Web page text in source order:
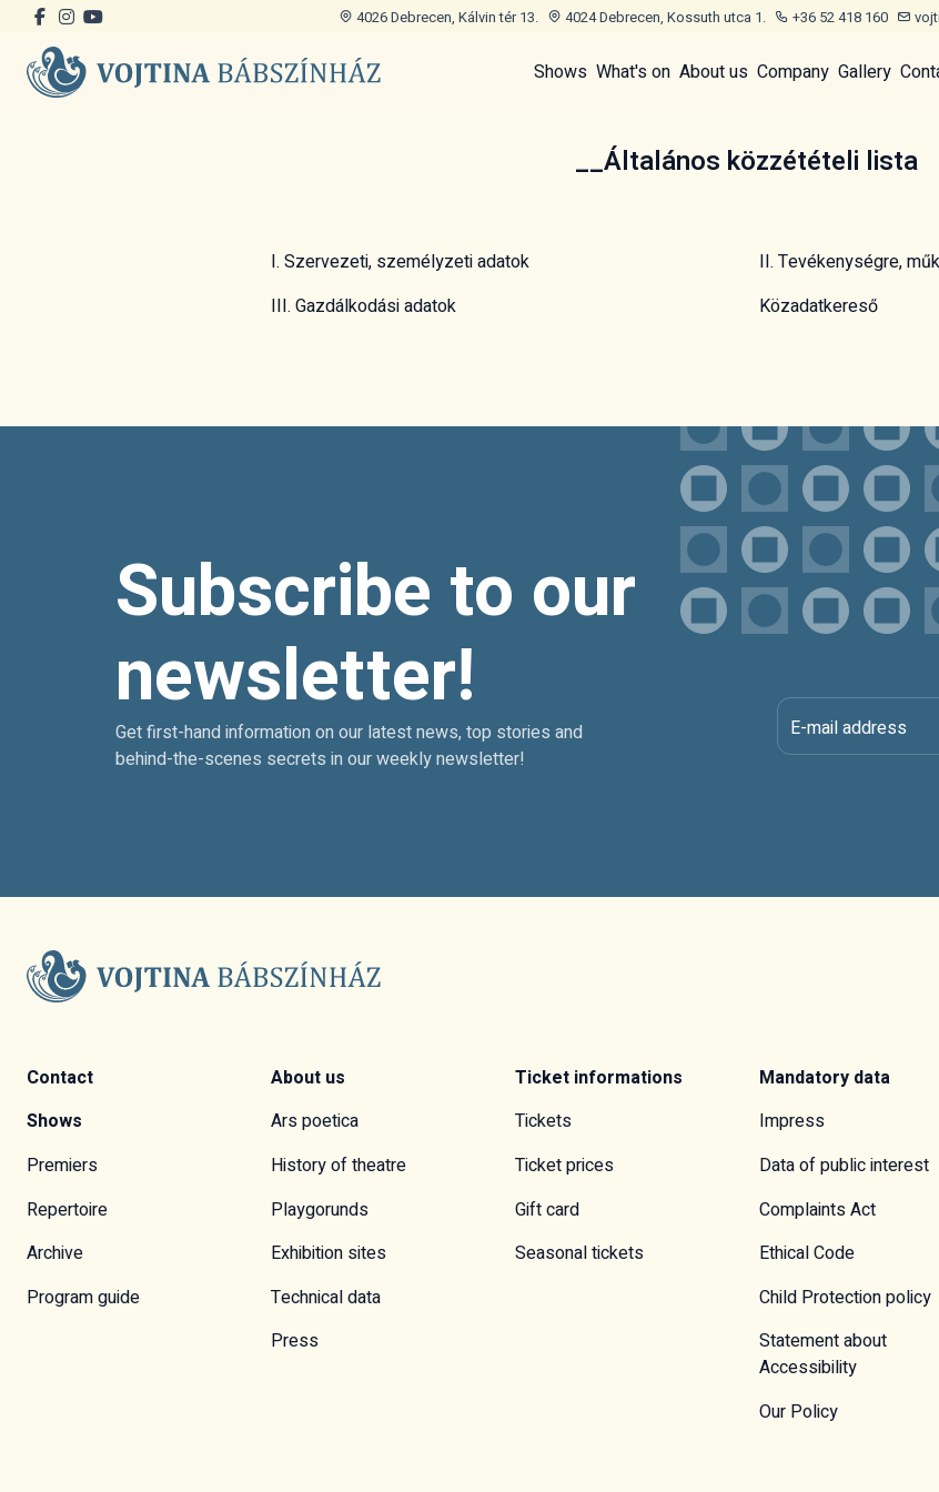
4026 Debrecen, Kálvin tér 13. 4024 Debrecen, Kossuth utca 1. +36 52 418 160
Shows What's on About us Company Gallery
__Általános közzétételi lista
I. Szervezeti, személyzeti adatok
II. Tevékenységre,
III. Gazdálkodási adatok
Közadatkereső
Subscribe to our
newsletter!
Get first-hand information on our latest news, top stories and
behind-the-scenes secrets in our weekly newsletter!
E-mail address
Contact
Shows
Premiers
Repertoire
Archive
Program guide
About us
Ars poetica
History of theatre
Playgorunds
Exhibition sites
Technical data
Press
Ticket informations
Tickets
Ticket prices
Gift card
Seasonal tickets
Mandatory data
Impress
Data of public interest
Complaints Act
Ethical Code
Child Protection policy
Statement about
Accessibility
Our Policy